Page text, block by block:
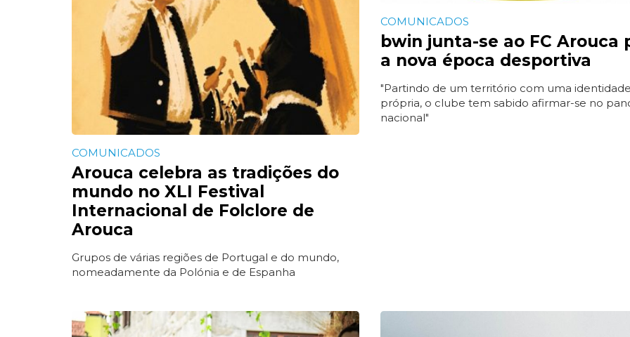
COMUNICADOS
Arouca celebra as tradições do
mundo no XLI Festival
Internacional de Folclore de
Arouca
Grupos de várias regiões de Portugal e do mundo,
nomeadamente da Polónia e de Espanha
COMUNICADOS
bwin junta-se ao FC Arouca
a nova época desportiva
"Partindo de um território com uma
própria, o clube tem sabido afirmar-se no
nacional"